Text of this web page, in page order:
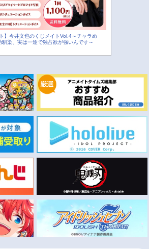
】今井文也のくじメイトVol.4～チャラめ
馴染、実は一途で独占欲が強いんです～